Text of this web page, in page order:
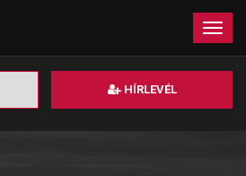
HÍRLEVÉL
×